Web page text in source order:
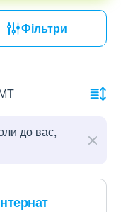
Фільтри
до вас,